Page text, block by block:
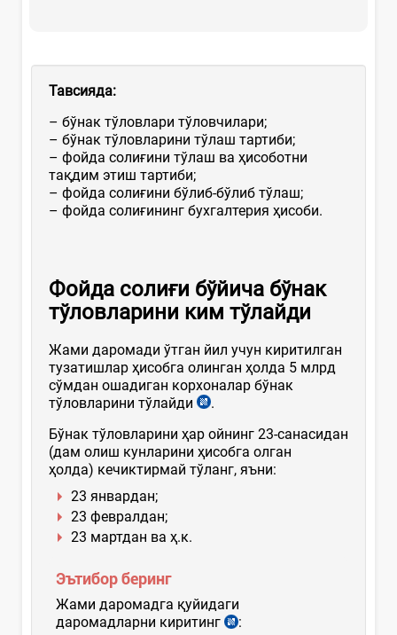
Тавсияда:
– бўнак тўловлари тўловчилари;
– бўнак тўловларини тўлаш тартиби;
– фойда солиғини тўлаш ва ҳисоботни
тақдим этиш тартиби;
– фойда солиғини бўлиб-бўлиб тўлаш;
– фойда солиғининг бухгалтерия ҳисоби.
Фойда солиғи бўйича бўнак
тўловларини ким тўлайди
Жами даромади ўтган йил учун киритилган
тузатишлар ҳисобга олинган ҳолда 5 млрд
сўмдан ошадиган корхоналар бўнак
тўловларини тўлайди
.
Бўнак тўловларини ҳар ойнинг 23-санасидан
(дам олиш кунларини ҳисобга олган
ҳолда) кечиктирмай тўланг, яъни:
23 январдан;
23 февралдан;
23 мартдан ва ҳ.к.
Эътибор беринг
Жами даромадга қуйидаги
даромадларни киритинг
: